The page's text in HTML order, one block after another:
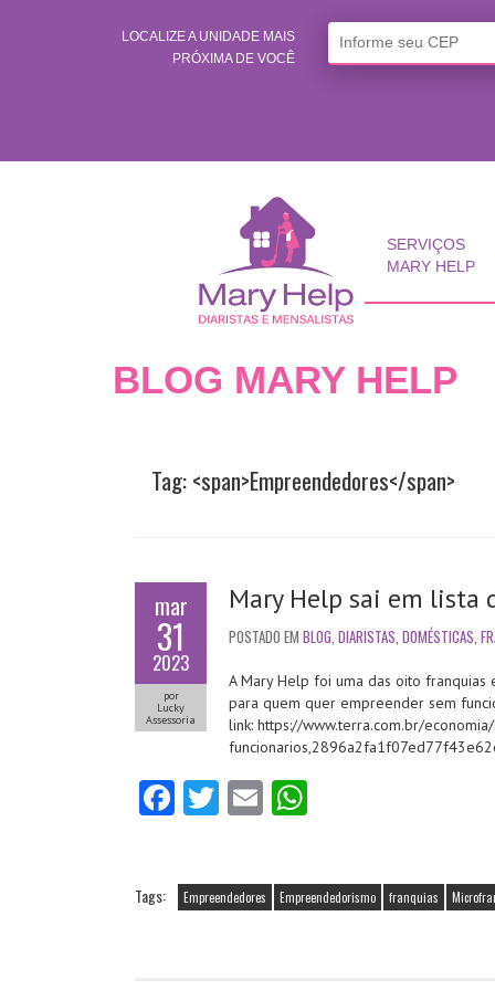
LOCALIZE A UNIDADE MAIS
PRÓXIMA DE VOCÊ
SERVIÇOS
MARY HELP
BLOG MARY HELP
Tag: <span>Empreendedores</span>
mar
31
2023
por
Lucky
Assessoria
Mary Help sai em lista
POSTADO EM BLOG, DIARISTAS, DOMÉSTICAS,
A Mary Help foi uma das oito
para quem quer empreender sem
link: https://www.terra.com.br/
Fa
o
T
er
E
l A
Tags: Empreendedores Empreendedorismo franquias